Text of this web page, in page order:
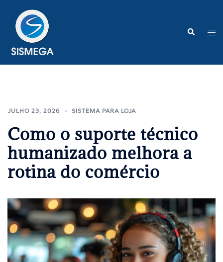
para
conteúdo
Search
JULHO 23, 2026 SISTEMA PARA LOJA
Como o suporte técnico
humanizado melhora a
rotina do comércio